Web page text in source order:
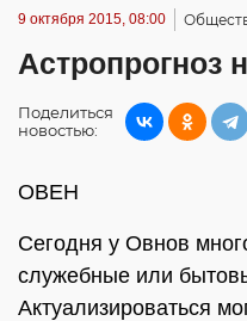
9 октября 2015, 08:00
Астропрогноз
Поделиться
новостью:
ОВЕН
Сегодня у Овнов
служебные или
Актуализироваться